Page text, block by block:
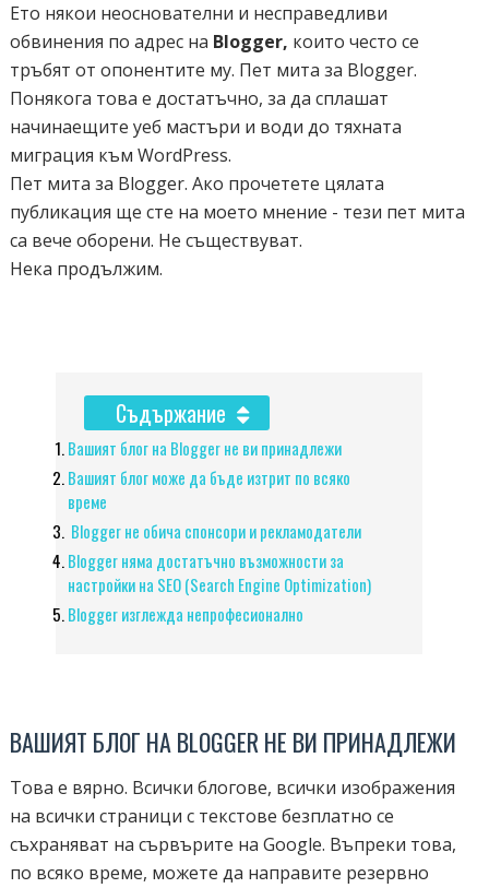
Ето някои неоснователни и несправедливи
обвинения по адрес на Blogger, които често се
тръбят от опонентите му. Пет мита за Blogger.
Понякога това е достатъчно, за да сплашат
начинаещите уеб мастъри и води до тяхната
миграция към WordPress.
Пет мита за Blogger. Ако прочетете цялата
публикация ще сте на моето мнение - тези пет мита
са вече оборени. Не съществуват.
Нека продължим.
Съдържание
Вашият блог на Blogger не ви принадлежи
Вашият блог може да бъде изтрит по всяко
време
Blogger не обича спонсори и рекламодатели
Blogger няма достатъчно възможности за
настройки на SEO (Search Engine Optimization)
Blogger изглежда непрофесионално
ВАШИЯТ БЛОГ НА BLOGGER НЕ ВИ ПРИНАДЛЕЖИ
Това е вярно. Всички блогове, всички изображения
на всички страници с текстове безплатно се
съхраняват на сървърите на Google. Въпреки това,
по всяко време, можете да направите резервно